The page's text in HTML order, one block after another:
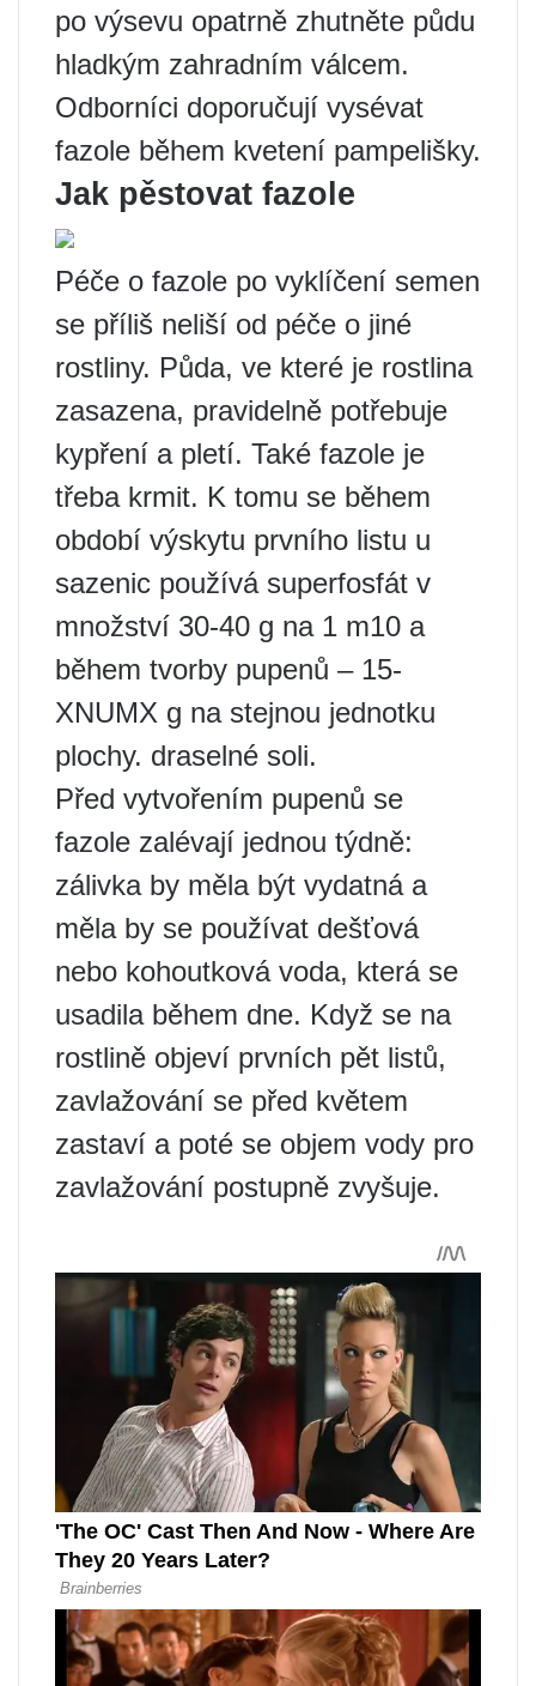
po výsevu opatrně zhutněte půdu
hladkým zahradním válcem.
Odborníci doporučují vysévat
fazole během kvetení pampelišky.
Jak pěstovat fazole
Péče o fazole po vyklíčení semen
se příliš neliší od péče o jiné
rostliny. Půda, ve které je rostlina
zasazena, pravidelně potřebuje
kypření a pletí. Také fazole je
třeba krmit. K tomu se během
období výskytu prvního listu u
sazenic používá superfosfát v
množství 30-40 g na 1 m10 a
během tvorby pupenů – 15-
XNUMX g na stejnou jednotku
plochy. draselné soli.
Před vytvořením pupenů se
fazole zalévají jednou týdně:
zálivka by měla být vydatná a
měla by se používat dešťová
nebo kohoutková voda, která se
usadila během dne. Když se na
rostlině objeví prvních pět listů,
zavlažování se před květem
zastaví a poté se objem vody pro
zavlažování postupně zvyšuje.